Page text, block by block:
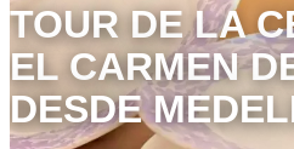
TOUR DE LA
EL CARMEN
DESDE